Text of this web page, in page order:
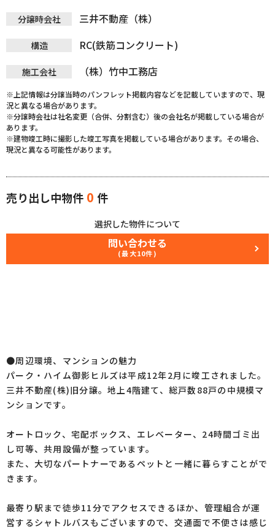
分譲時会社 三井不動産（株）
構造 RC(鉄筋コンクリート)
施工会社 （株）竹中工務店
※上記情報は分譲当時のパンフレット掲載内容などを記載していますので、現
況と異なる場合があります。
※分譲時会社は社名変更（合併、分割含む）後の会社名が掲載している場合が
あります。
※建物竣工時に撮影した竣工写真を掲載している場合があります。その場合、
現況と異なる可能性があります。
売り出し中物件 0 件
選択した物件について
問い合わせる
(最大10件)
●周辺環境、マンションの魅力
パーク・ハイム御影ヒルズは平成12年2月に竣工されました。
三井不動産(株)旧分譲。地上4階建て、総戸数88戸の中規模マ
ンションです。
オートロック、宅配ボックス、エレベーター、24時間ゴミ出
し可等、共用設備が整っています。
また、大切なパートナーであるペットと一緒に暮らすことがで
きます。
最寄り駅まで徒歩11分でアクセスできるほか、管理組合が運
営するシャトルバスもございますので、交通面で不便さは感じ